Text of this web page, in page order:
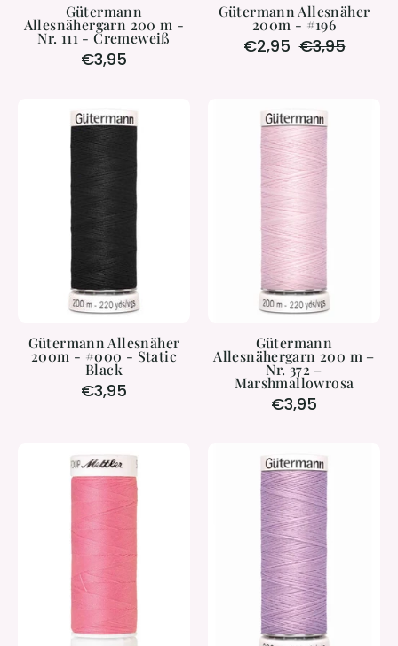
Gütermann
Allesnähergarn 200 m -
Nr. 111 - Cremeweiß
€3,95
Gütermann Allesnäher
200m - #196
€2,95 €3,95
Gütermann
Allesnäher
-
#000
-
Static
Black
Gütermann Allesnäher
200m - #000 - Static
Black
€3,95
200
m
Nr.
372
–
Gütermann
Allesnähergarn 200 m –
Nr. 372 –
Marshmallowrosa
€3,95
Mettler
Seralon
Nähgarn
Bubble
Pink
200
m
-
Nr.
441
-
Lilalicious